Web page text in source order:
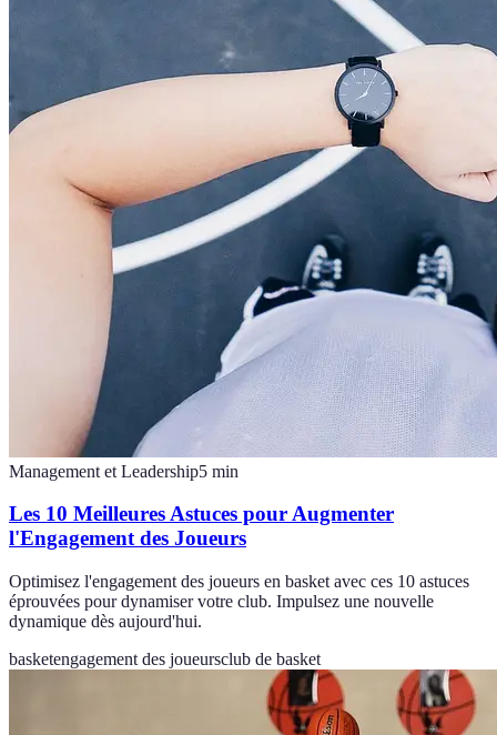
Management et Leadership5 min
Les 10 Meilleures Astuces pour Augmenter
l'Engagement des Joueurs
Optimisez l'engagement des joueurs en basket avec ces 10 astuces
éprouvées pour dynamiser votre club. Impulsez une nouvelle
dynamique dès aujourd'hui.
basketengagement des joueursclub de basket